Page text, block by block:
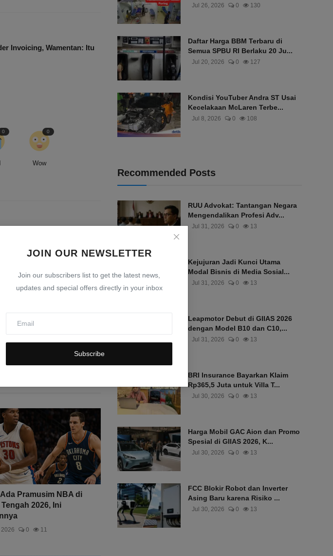
JOIN OUR NEWSLETTER
Join our subscribers list to get the latest news,
updates and special offers directly in your inbox
Subscribe
Invoicing, Wamentan: Itu
0
Wow
0
unwavering commitment to
timely and accurate
Pramusim NBA di
2026, Ini
0 11
Jul 26, 2026 0 130
Daftar Harga BBM Terbaru di
Semua SPBU RI Berlaku 20 Ju...
Jul 20, 2026 0 127
Kondisi YouTuber Andra ST Usai
Kecelakaan McLaren Terbe...
Jul 8, 2026 0 108
Recommended Posts
RUU Advokat: Tantangan Negara
Mengendalikan Profesi Adv...
Jul 31, 2026 0 13
Kejujuran Jadi Kunci Utama
Modal Bisnis di Media Sosial...
Jul 31, 2026 0 13
Leapmotor Debut di GIIAS 2026
dengan Model B10 dan C10,...
Jul 31, 2026 0 13
BRI Insurance Bayarkan Klaim
Rp365,5 Juta untuk Villa T...
Jul 30, 2026 0 13
Harga Mobil GAC Aion dan Promo
Spesial di GIIAS 2026, K...
Jul 30, 2026 0 13
FCC Blokir Robot dan Inverter
Asing Baru karena Risiko ...
Jul 30, 2026 0 13